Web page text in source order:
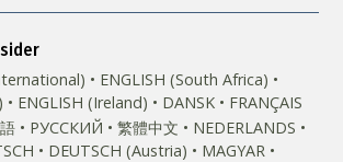
ENGLISH (South Africa)
ENGLISH (Ireland) DANSK FRANÇAIS
РУССКИЙ 繁體中文
NEDERLANDS
DEUTSCH (Austria)
MAGYAR